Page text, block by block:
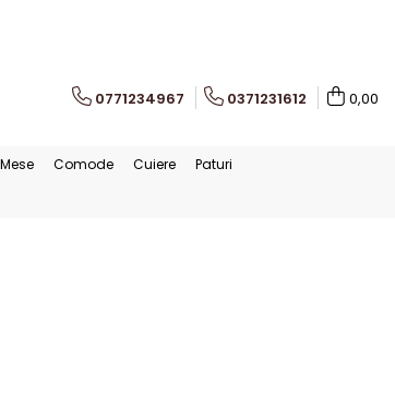
0771234967 0371231612 0,00
Mese Comode Cuiere
Paturi